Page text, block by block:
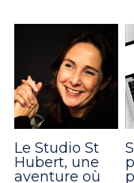
Le Studio St
Hubert, une
aventure où